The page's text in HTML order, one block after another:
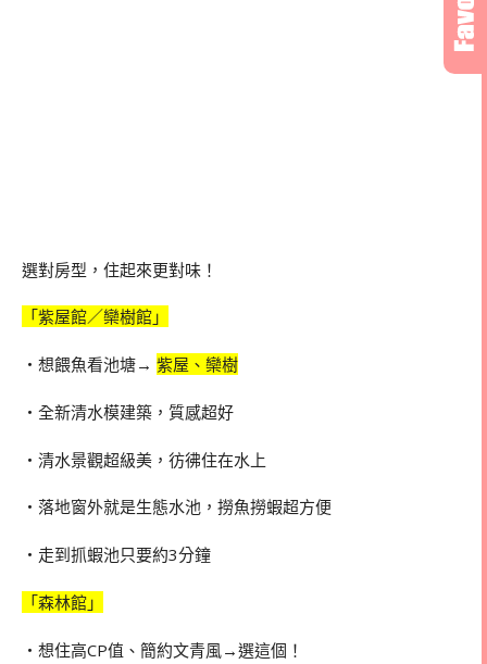
選對房型，住起來更對味！
「紫屋館／欒樹館」
・想餵魚看池塘→ 紫屋、欒樹
・全新清水模建築，質感超好
・清水景觀超級美，彷彿住在水上
・落地窗外就是生態水池，撈魚撈蝦超方便
・走到抓蝦池只要約3分鐘
「森林館」
・想住高CP值、簡約文青風→選這個！